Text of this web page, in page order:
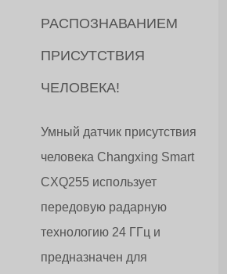
РАСПОЗНАВАНИЕМ
ПРИСУТСТВИЯ
ЧЕЛОВЕКА!
Умный датчик присутствия
человека Changxing Smart
CXQ255 использует
передовую радарную
технологию 24 ГГц и
предназначен для